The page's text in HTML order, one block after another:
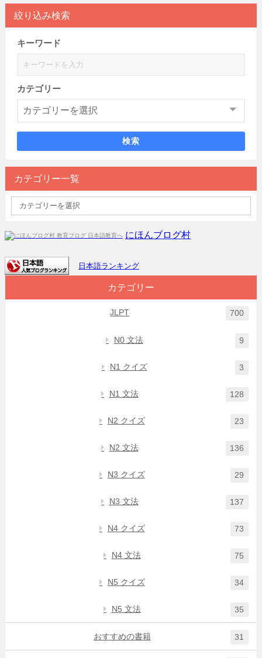
絞り込み検索
キーワード
カテゴリー
検索
カテゴリー一覧
にほんブログ村
日本語ランキング
カテゴリー
JLPT 700
N0 文法 9
N1 クイズ 3
N1 文法 128
N2 クイズ 23
N2 文法 136
N3 クイズ 29
N3 文法 137
N4 クイズ 73
N4 文法 75
N5 クイズ 34
N5 文法 35
おすすめの書籍 31